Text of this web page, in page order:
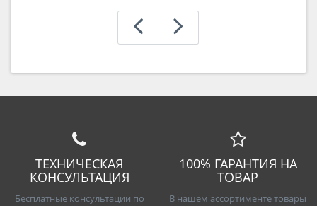
ТЕХНИЧЕСКАЯ
КОНСУЛЬТАЦИЯ
Бесплатные консультации по
100% ГАРАНТИЯ НА
ТОВАР
В нашем ассортименте товары